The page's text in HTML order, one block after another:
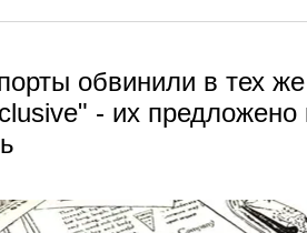
обвинили в тех
- их предложено